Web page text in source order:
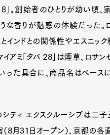
」。創始者のひとりが幼い頃
な香りが魅惑の体験だった。
とインドとの関係性やエスニッ
アミ「タバ 28」は煙草、ロサン
いった具合に、商品名はベース
ティ エクスクルーシブは二
8月31日オープン）、京都の